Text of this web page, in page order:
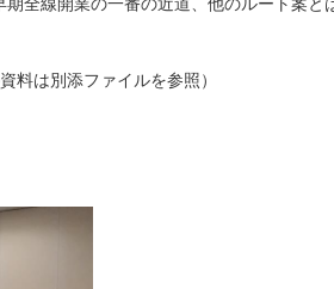
料は別添ファイルを参照）